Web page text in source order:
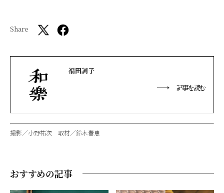
Share
福田詞子
記事を読む
撮影／小野祐次 取材／鈴木春恵
おすすめの記事